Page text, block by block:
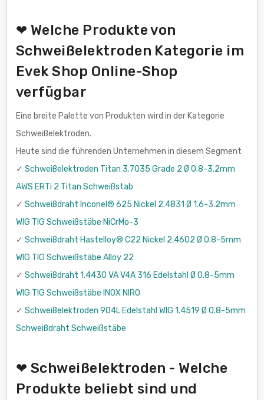
❤ Welche Produkte von
Schweißelektroden Kategorie im
Evek Shop Online-Shop
verfügbar
Eine breite Palette von Produkten wird in der Kategorie
Schweißelektroden.
Heute sind die führenden Unternehmen in diesem Segment
✓ Schweißelektroden Titan 3.7035 Grade 2 Ø 0.8-3.2mm
AWS ERTi 2 Titan Schweißstab
✓ Schweißdraht Inconel® 625 Nickel 2.4831 Ø 1.6-3.2mm
WIG TIG Schweißstäbe NiCrMo-3
✓ Schweißdraht Hastelloy® C22 Nickel 2.4602 Ø 0.8-5mm
WIG TIG Schweißstäbe Alloy 22
✓ Schweißdraht 1.4430 VA V4A 316 Edelstahl Ø 0.8-5mm
WIG TIG Schweißstäbe INOX NIRO
✓ Schweißelektroden 904L Edelstahl WIG 1.4519 Ø 0.8-5mm
Schweißdraht Schweißstäbe
❤ Schweißelektroden - Welche
Produkte beliebt sind und